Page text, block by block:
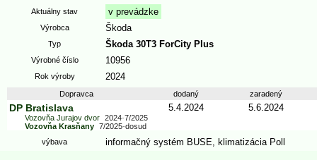
Aktuálny stav
v prevádzke
Výrobca Škoda
Typ Škoda 30T3 ForCity Plus
Výrobné číslo 10956
Rok výroby 2024
Dopravca dodaný zaradený
DP Bratislava 5.4.2024 5.6.2024
Vozovňa Jurajov dvor 2024-7/2025
Vozovňa Krasňany 7/2025-dosud
výbava
informačný systém BUSE klimatizácia Poll